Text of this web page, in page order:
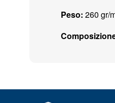
Peso: 260 gr/